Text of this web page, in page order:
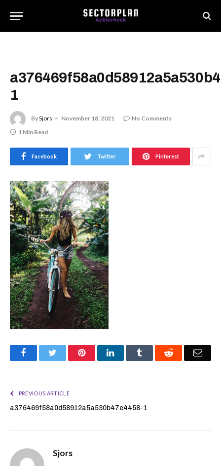
1
BySjors November 18, 2021
No Comments
1 Min Read
Facebook Twitter Pinterest
FacebookTwitter PinterestLinkedIn Tumblr Reddit
PREVIOUS ARTICLE
a376469f58a0d58912a5a530b47e4458-1
Sjors